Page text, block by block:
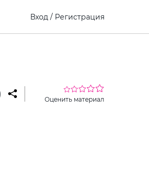
Вход / Регистрация
Оценить материал